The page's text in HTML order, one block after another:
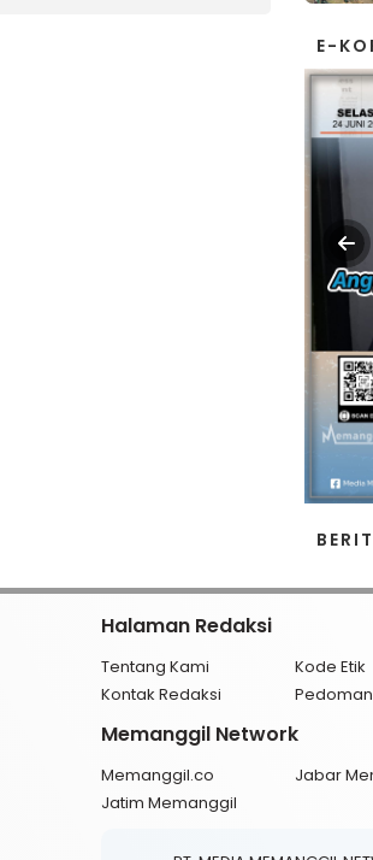
E-
Halaman Redaksi
Tentang Kami Kode Etik
Kontak Redaksi
Pedoman
Memanggil Network
Memanggil.co Jabar
Jatim Memanggil